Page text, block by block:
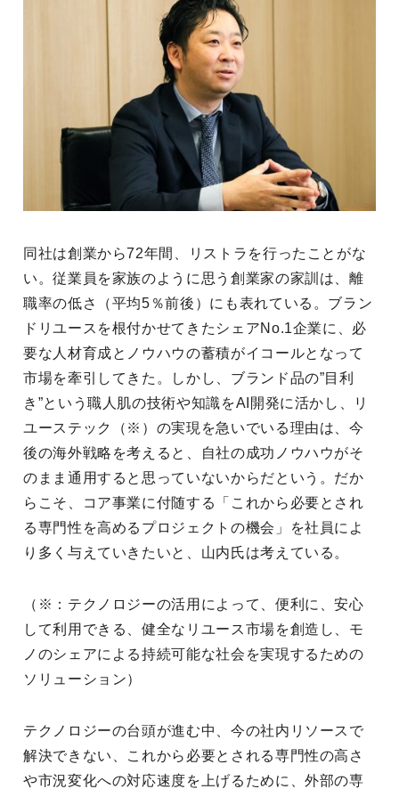
同社は創業から72年間、リストラを行ったことがな
い。従業員を家族のように思う創業家の家訓は、離
職率の低さ（平均5％前後）にも表れている。ブラン
ドリユースを根付かせてきたシェアNo.1企業に、必
要な人材育成とノウハウの蓄積がイコールとなって
市場を牽引してきた。しかし、ブランド品の”目利
き”という職人肌の技術や知識をAI開発に活かし、リ
ユーステック（※）の実現を急いでいる理由は、今
後の海外戦略を考えると、自社の成功ノウハウがそ
のまま通用すると思っていないからだという。だか
らこそ、コア事業に付随する「これから必要とされ
る専門性を高めるプロジェクトの機会」を社員によ
り多く与えていきたいと、山内氏は考えている。
（※：テクノロジーの活用によって、便利に、安心
して利用できる、健全なリユース市場を創造し、モ
ノのシェアによる持続可能な社会を実現するための
ソリューション）
テクノロジーの台頭が進む中、今の社内リソースで
解決できない、これから必要とされる専門性の高さ
や市況変化への対応速度を上げるために、外部の専